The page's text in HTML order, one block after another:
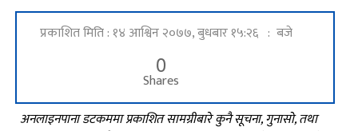
प्रकाशित मिति : १४ आश्विन २०७७, बुधबार १५:२६ : बजे
0
Shares
अनलाइनपाना डटकममा प्रकाशित सामग्रीबारे कुनै सूचना, गुनासो, तथा